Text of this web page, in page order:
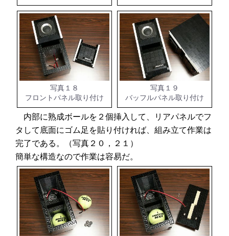
写真１８
フロントパネル取り付け
写真１９
バッフルパネル取り付け
内部に熟成ボールを２個挿入して、リアパネルでフ
タして底面にゴム足を貼り付ければ、組み立て作業は
完了である。（写真２０，２１）
簡単な構造なので作業は容易だ。